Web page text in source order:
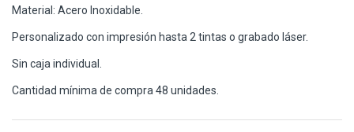
Material: Acero Inoxidable.
Personalizado con impresión hasta 2 tintas o grabado láser.
Sin caja individual.
Cantidad mínima de compra 48 unidades.